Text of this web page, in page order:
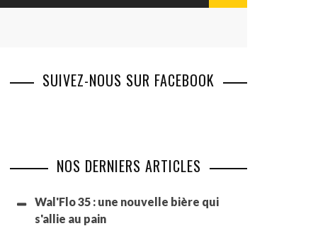
SUIVEZ-NOUS SUR FACEBOOK
NOS DERNIERS ARTICLES
Wal'Flo 35 : une nouvelle bière qui
s'allie au pain